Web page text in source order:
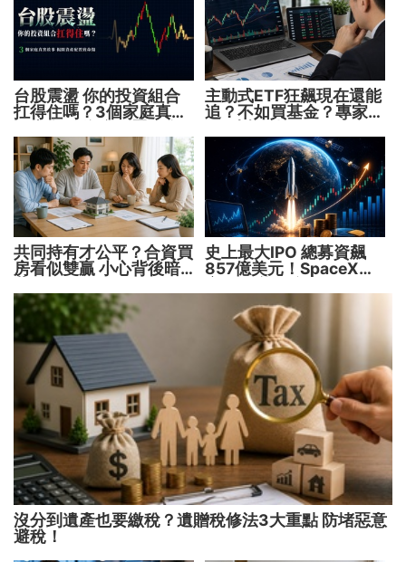
台股震盪 你的投資組合
扛得住嗎？3個家庭真實
傷
主動式ETF狂飆現在還能
追？不如買基金？專家親
共同持有才公平？合資買
房看似雙贏 小心背後暗
史上最大IPO 總募資飆
857億美元！SpaceX升
沒分到遺產也要繳稅？遺贈稅修法3大重點 防堵惡意
避稅！